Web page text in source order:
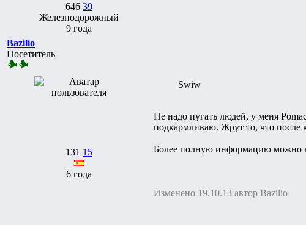
646 39
Железнодорожный
9 года
Bazilio
Посетитель
131 15
6 года
Swiw
Не надо пугать людей, у меня
подкармливаю. Жрут то, что после
Более полную информацию можно
Изменено 19.10.13 автор Bazilio